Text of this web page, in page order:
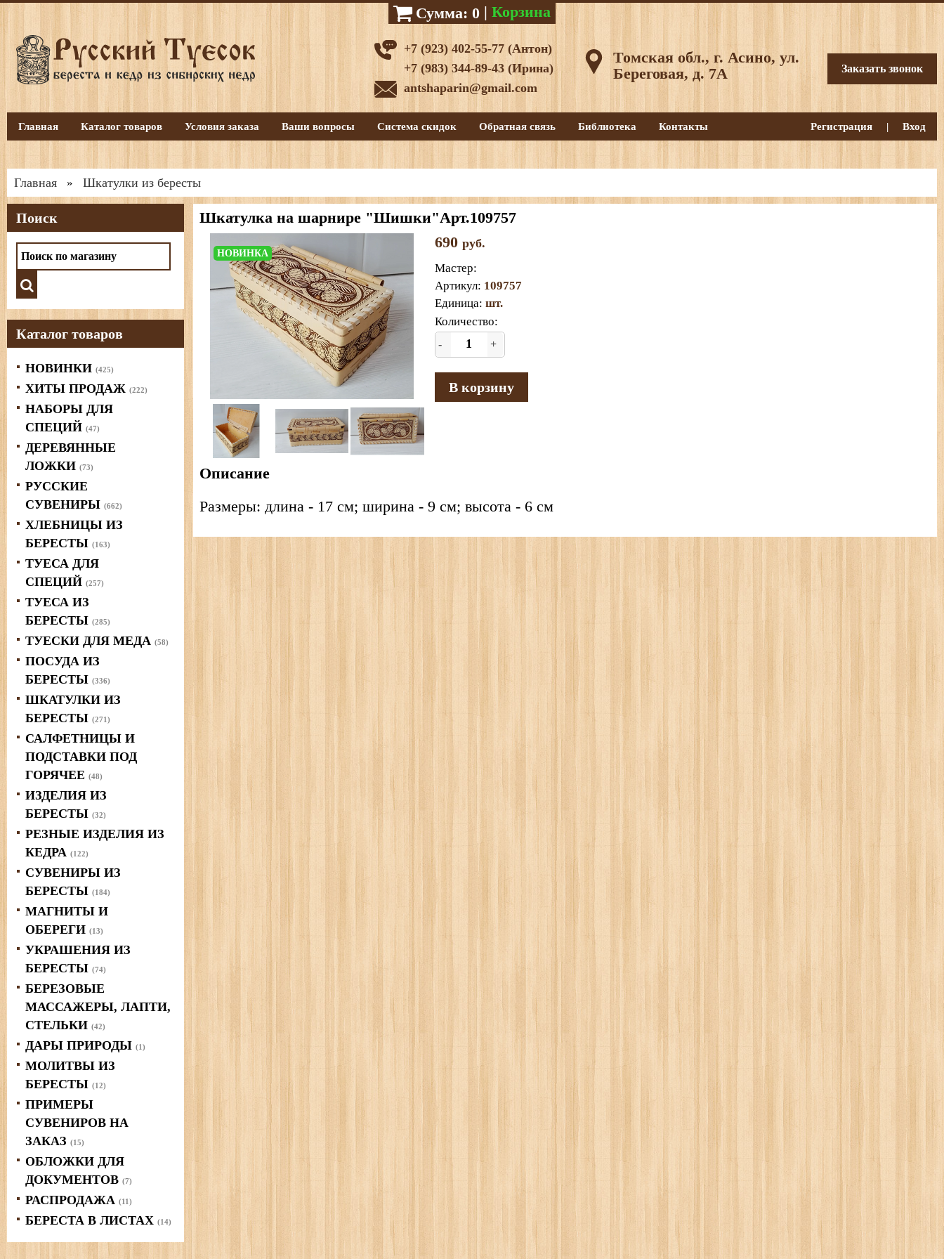
Сумма: 0 | Корзина
Главная Каталог товаров Условия заказа Ваши вопросы Система скидок Обратная связь Библиотека Контакты Регистрация | Вход
+7 (923) 402-55-77 (Антон)
+7 (983) 344-89-43 (Ирина)
antshaparin@gmail.com
Томская обл., г. Асино, ул.
Береговая, д. 7А
Заказать звонок
Главная » Шкатулки из бересты
Шкатулка на шарнире "Шишки"Арт.109757
НОВИНКА
690 руб.
Мастер:
Артикул: 109757
Единица: шт.
Количество:
- +
В корзину
Описание
Размеры: длина - 17 см; ширина - 9 см; высота - 6 см
Поиск
Каталог товаров
НОВИНКИ (425)
ХИТЫ ПРОДАЖ (222)
НАБОРЫ ДЛЯ
СПЕЦИЙ (47)
ДЕРЕВЯННЫЕ
ЛОЖКИ (73)
РУССКИЕ
СУВЕНИРЫ (662)
ХЛЕБНИЦЫ ИЗ
БЕРЕСТЫ (163)
ТУЕСА ДЛЯ
СПЕЦИЙ (257)
ТУЕСА ИЗ
БЕРЕСТЫ (285)
ТУЕСКИ ДЛЯ МЕДА (58)
ПОСУДА ИЗ
БЕРЕСТЫ (336)
ШКАТУЛКИ ИЗ
БЕРЕСТЫ (271)
САЛФЕТНИЦЫ И
ПОДСТАВКИ ПОД
ГОРЯЧЕЕ (48)
ИЗДЕЛИЯ ИЗ
БЕРЕСТЫ (32)
РЕЗНЫЕ ИЗДЕЛИЯ ИЗ
КЕДРА (122)
СУВЕНИРЫ ИЗ
БЕРЕСТЫ (184)
МАГНИТЫ И
ОБЕРЕГИ (13)
УКРАШЕНИЯ ИЗ
БЕРЕСТЫ (74)
БЕРЕЗОВЫЕ
МАССАЖЕРЫ, ЛАПТИ,
СТЕЛЬКИ (42)
ДАРЫ ПРИРОДЫ (1)
МОЛИТВЫ ИЗ
БЕРЕСТЫ (12)
ПРИМЕРЫ
СУВЕНИРОВ НА
ЗАКАЗ (15)
ОБЛОЖКИ ДЛЯ
ДОКУМЕНТОВ (7)
РАСПРОДАЖА (11)
БЕРЕСТА В ЛИСТАХ (14)